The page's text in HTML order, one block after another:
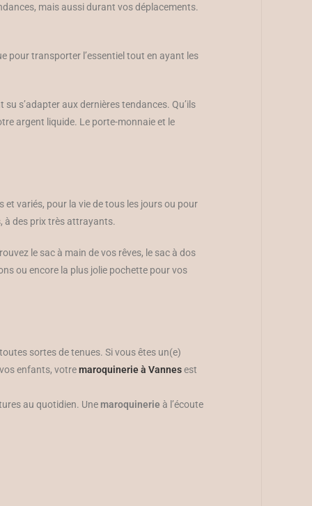
mais aussi durant vos déplacements.
pour transporter l’essentiel tout en ayant les
s’adapter aux dernières tendances. Qu’ils
argent liquide. Le porte-monnaie et le
variés, pour la vie de tous les jours ou pour
à des prix très attrayants.
le sac à main de vos rêves, le sac à dos
ou encore la plus jolie pochette pour vos
sortes de tenues. Si vous êtes un(e)
enfants, votremaroquinerie à Vannesest
au quotidien. Une maroquinerie à l’écoute